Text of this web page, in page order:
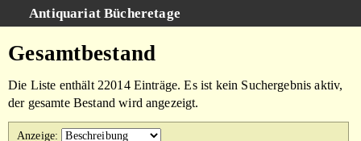
Antiquariat Bücheretage
Gesamtbestand
Gesamtbestand
Die Liste enthält 22014 Einträge. Es ist kein Suchergebnis aktiv,
der gesamte Bestand wird angezeigt.
Anzeige: